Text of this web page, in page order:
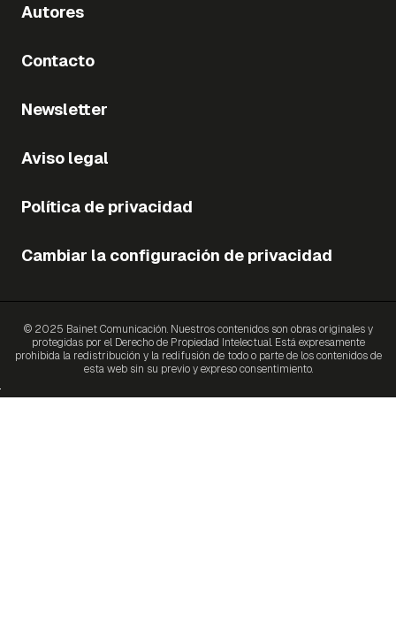
Autores
Contacto
Newsletter
Aviso legal
Política de privacidad
Cambiar la configuración de privacidad
© 2025 Bainet Comunicación. Nuestros contenidos son obras originales y
protegidas por el Derecho de Propiedad Intelectual. Está expresamente
prohibida la redistribución y la redifusión de todo o parte de los contenidos de
esta web sin su previo y expreso consentimiento.